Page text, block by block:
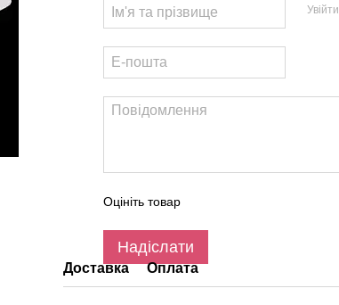
Оцініть товар
Надіслати
Доставка Оплата